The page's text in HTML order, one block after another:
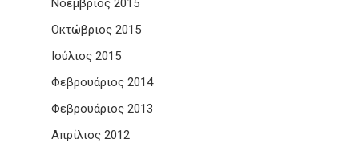
Νοέμβριος 2015
Οκτώβριος 2015
Ιούλιος 2015
Φεβρουάριος 2014
Φεβρουάριος 2013
Απρίλιος 2012